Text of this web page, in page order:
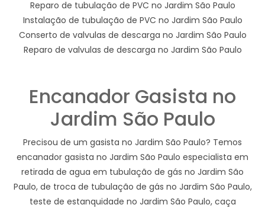
Reparo de tubulação de PVC no Jardim São Paulo
Instalação de tubulação de PVC no Jardim São Paulo
Conserto de valvulas de descarga no Jardim São Paulo
Reparo de valvulas de descarga no Jardim São Paulo
Encanador Gasista no
Jardim São Paulo
Precisou de um gasista no Jardim São Paulo? Temos
encanador gasista no Jardim São Paulo especialista em
retirada de agua em tubulação de gás no Jardim São
Paulo, de troca de tubulação de gás no Jardim São Paulo,
teste de estanquidade no Jardim São Paulo, caça